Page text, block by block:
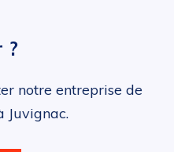
?
notre entreprise de
Juvignac.